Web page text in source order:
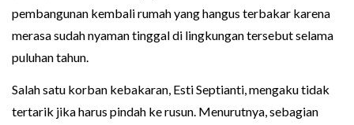
pembangunan kembali rumah yang hangus terbakar karena
merasa sudah nyaman tinggal di lingkungan tersebut selama
puluhan tahun.
Salah satu korban kebakaran, Esti Septianti, mengaku tidak
tertarik jika harus pindah ke rusun. Menurutnya, sebagian